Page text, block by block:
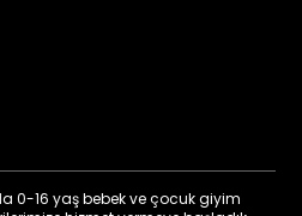
0-16 yaş bebek ve çocuk giyim